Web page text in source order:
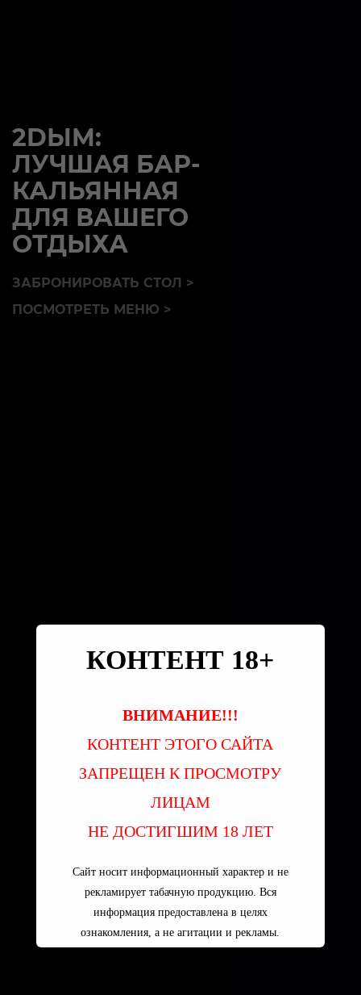
2DЫМ:
ЛУЧШАЯ БАР-
КАЛЬЯННАЯ
ДЛЯ ВАШЕГО
ОТДЫХА
ЗАБРОНИРОВАТЬ СТОЛ >
ПОСМОТРЕТЬ МЕНЮ >
КОНТЕНТ 18+
ВНИМАНИЕ!!!
КОНТЕНТ ЭТОГО САЙТА
ЗАПРЕЩЕН К ПРОСМОТРУ
ЛИЦАМ
НЕ ДОСТИГШИМ 18 ЛЕТ
Сайт носит информационный характер и не
рекламирует табачную продукцию. Вся
информация предоставлена в целях
ознакомления, а не агитации и рекламы.